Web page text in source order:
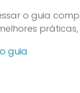
o guia
práticas,
guia